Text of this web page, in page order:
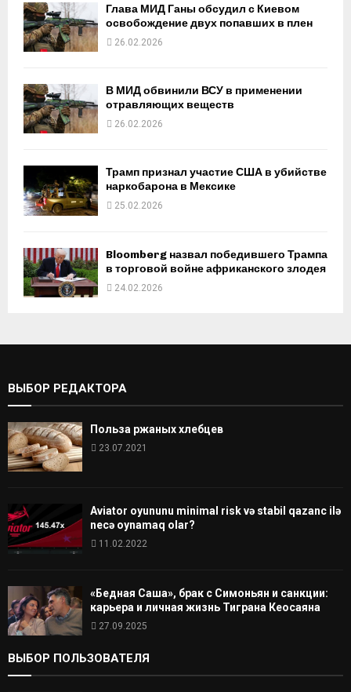
Глава МИД Ганы обсудил с Киевом
освобождение двух попавших в плен
26.02.2026
В МИД обвинили ВСУ в применении
отравляющих веществ
26.02.2026
Трамп признал участие США в убийстве
наркобарона в Мексике
25.02.2026
Bloomberg назвал победившего Трампа
в торговой войне африканского злодея
24.02.2026
ВЫБОР РЕДАКТОРА
Польза ржаных хлебцев
23.07.2021
Aviator oyununu minimal risk və stabil qazanc ilə
necə oynamaq olar?
11.02.2022
«Бедная Саша», брак с Симоньян и санкции:
карьера и личная жизнь Тиграна Кеосаяна
27.09.2025
ВЫБОР ПОЛЬЗОВАТЕЛЯ